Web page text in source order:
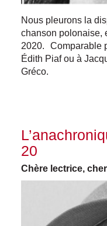
Nous pleurons la
chanson polonaise,
2020. Comparable
Édith Piaf ou à
Gréco.
20
Chère lectrice,